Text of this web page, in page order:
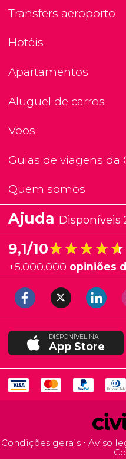
Transfers aeroporto
Hotéis
Apartamentos
Aluguel de carros
Voos
Guias de viagens da
Quem somos
Ajuda Disponíveis
9,1/10★★★★★
★★★★★
+5.000.000 opiniões
DISPONÍVEL NA
App Store
Condições gerais Aviso